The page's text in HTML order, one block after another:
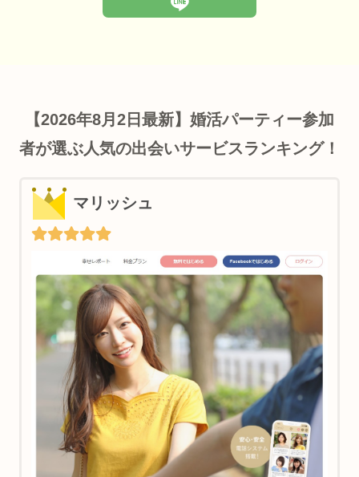
【2026年8月2日最新】婚活パーティー参加
者が選ぶ人気の出会いサービスランキング！
マリッシュ